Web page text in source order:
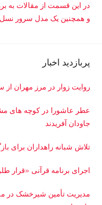
در این قسمت از مقالات به
و همچنین یک مدل سرور نسل ۱۰ hp پرداخته می شود :
پربازدید اخبار
روایت زوار در مرز مهران
عطر عاشورا در کوچه های
جاودان آفریدند
تلاش شبانه راهداران برای
اجرای برنامه قرآنی «قرار